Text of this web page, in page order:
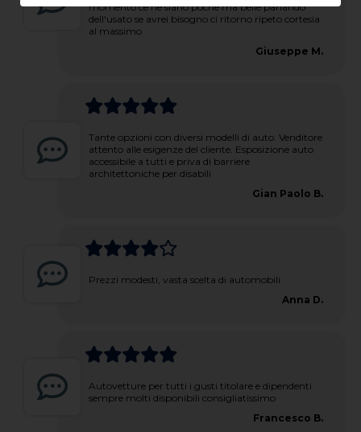
momento ce ne siano poche ma belle parlando
dell'usato se avrei bisogno ci ritorno ripeto cortesia
al massimo
Giuseppe M.
Tante opzioni con diversi modelli di auto. Venditore
attento alle esigenze del cliente. Esposizione auto
accessibile a tutti e priva di barriere
architettoniche per disabili
Gian Paolo B.
Prezzi modesti, vasta scelta di automobili
Anna D.
Autovetture per tutti i gusti titolare e dipendenti
sempre molti disponibili consigliatissimo
Francesco B.